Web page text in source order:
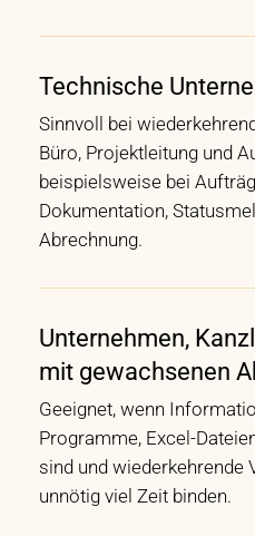
Technische
Sinnvoll bei
Büro, Projektleitung und
beispielsweise bei
Dokumentation,
Abrechnung.
Unternehmen,
mit gewachsenen
Geeignet, wenn
Programme, Excel-
sind und wiederkehrende
unnötig viel Zeit binden.